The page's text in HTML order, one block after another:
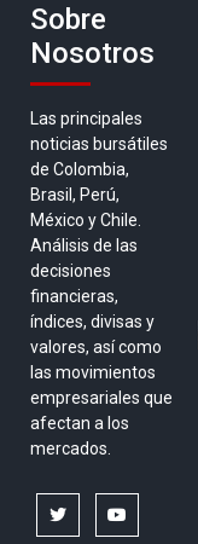
Sobre
Nosotros
Las principales
noticias bursátiles
de Colombia,
Brasil, Perú,
México y Chile.
Análisis de las
decisiones
financieras,
índices, divisas y
valores, así como
las movimientos
empresariales que
afectan a los
mercados.
twitter